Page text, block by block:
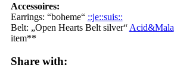
Accessoires:
Earrings: “boheme“ ::je::suis::
Belt: „Open Hearts Belt silver“ Acid&Mala
item**
Share with: